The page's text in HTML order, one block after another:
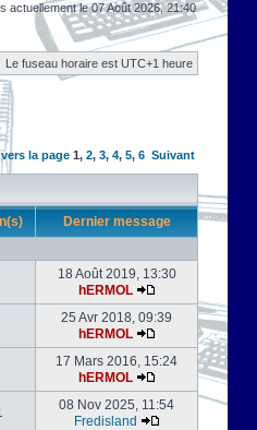
actuellement le 07 Août 2026, 21:40
Le fuseau horaire est UTC+1 heure
la page 1, 2, 3, 4, 5, 6 Suivant
Dernier message
18 Août 2019, 13:30
hERMOL
25 Avr 2018, 09:39
hERMOL
17 Mars 2016, 15:24
hERMOL
08 Nov 2025, 11:54
Fredisland